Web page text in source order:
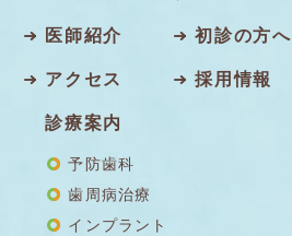
医師紹介 初診の方へ
アクセス 採用情報
診療案内
予防歯科
歯周病治療
インプラント